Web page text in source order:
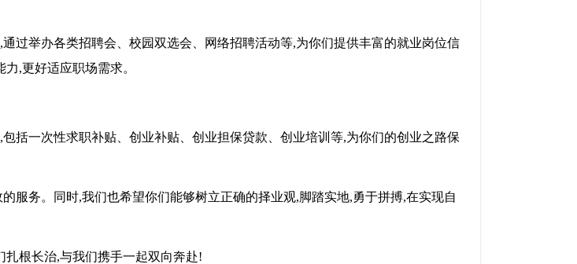
过举办各类招聘会、 校园双选会、
网络招聘活动等,为你们提供丰富的就业岗位信
,更好适应职场需求。
包括一次性求职补贴、 创业补贴、创业担保贷款、创业培训等,为你们的创业之路保
服务。同时,我们也希望你们能够树立正确的择业观,脚踏实地,勇于拼搏,在实现自
扎根长治,与我们携手一起双向奔赴!